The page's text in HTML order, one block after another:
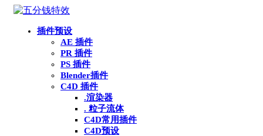
插件预设
AE 插件
PR 插件
PS 插件
Blender插件
C4D 插件
.渲染器
. 粒子流体
C4D常用插件
C4D预设